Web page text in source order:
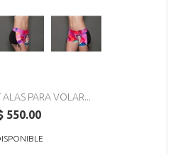
ALAS PARA VOLAR...
550.00